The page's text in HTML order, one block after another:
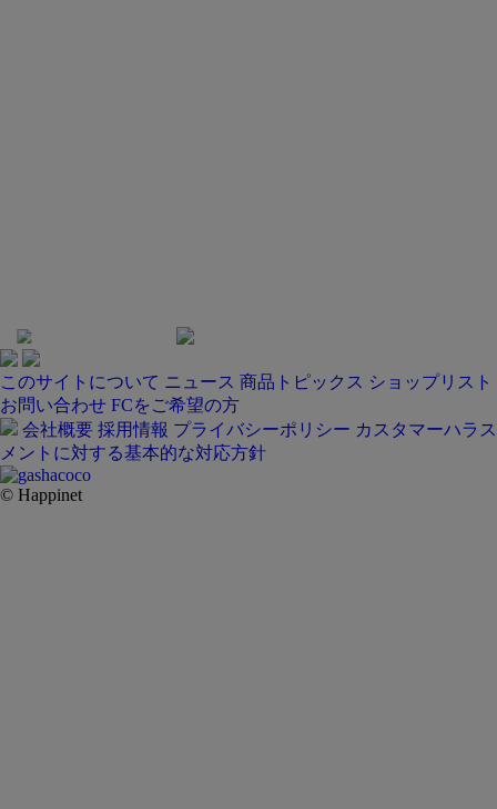
このサイトについて ニュース 商品トピックス ショップリスト
お問い合わせ FCをご希望の方
会社概要 採用情報 プライバシーポリシー カスタマーハラス
メントに対する基本的な対応方針
© Happinet